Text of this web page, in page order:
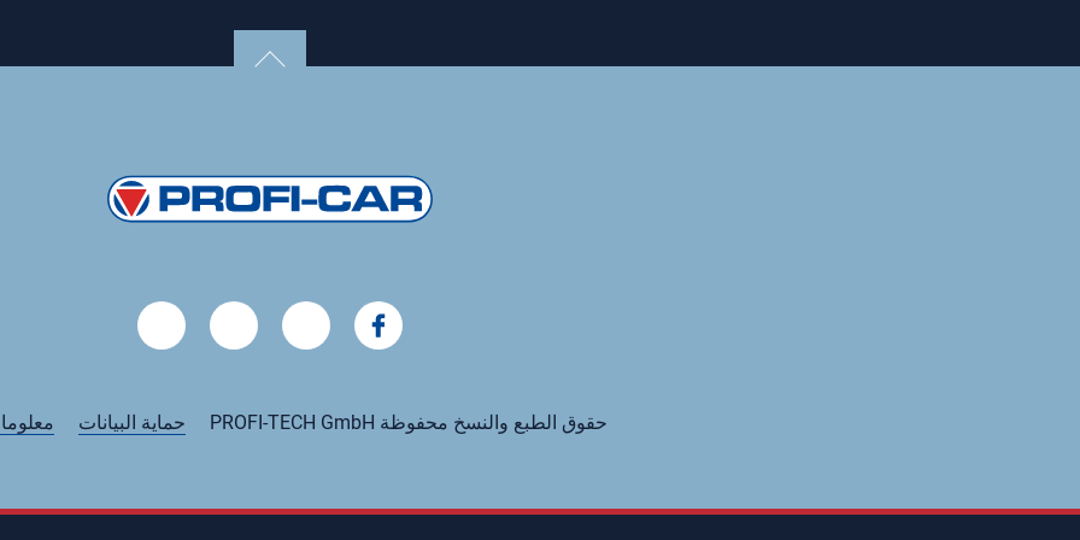
حقوق الطبع والنسخ محفوظة PROFI-TECH GmbH حماية البيانات